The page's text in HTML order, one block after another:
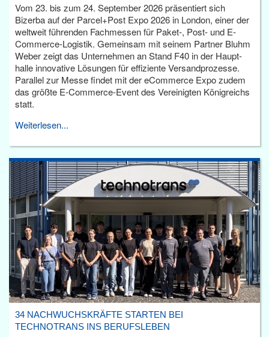
Vom 23. bis zum 24. September 2026 präsentiert sich
Bizerba auf der Parcel+Post Expo 2026 in London, einer der
weltweit führenden Fachmessen für Paket-, Post- und E-
Commerce-Logistik. Gemeinsam mit seinem Partner Bluhm
Weber zeigt das Unternehmen an Stand F40 in der Haupt­
halle innovative Lösungen für effiziente Versandprozesse.
Parallel zur Messe findet mit der eCommerce Expo zudem
das größte E-Commerce-Event des Vereinigten Königreichs
statt.
Weiterlesen...
34 NACHWUCHSKRÄFTE STARTEN BEI
TECHNOTRANS INS BERUFSLEBEN